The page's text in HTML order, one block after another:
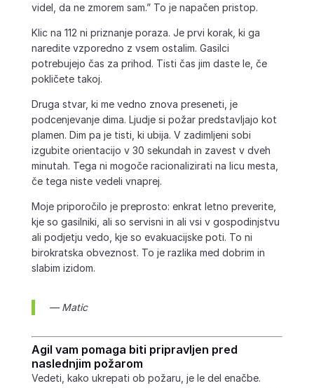
videl, da ne zmorem sam.” To je napačen pristop.
Klic na 112 ni priznanje poraza. Je prvi korak, ki ga
naredite vzporedno z vsem ostalim. Gasilci
potrebujejo čas za prihod. Tisti čas jim daste le, če
pokličete takoj.
Druga stvar, ki me vedno znova preseneti, je
podcenjevanje dima. Ljudje si požar predstavljajo kot
plamen. Dim pa je tisti, ki ubija. V zadimljeni sobi
izgubite orientacijo v 30 sekundah in zavest v dveh
minutah. Tega ni mogoče racionalizirati na licu mesta,
če tega niste vedeli vnaprej.
Moje priporočilo je preprosto: enkrat letno preverite,
kje so gasilniki, ali so servisni in ali vsi v gospodinjstvu
ali podjetju vedo, kje so evakuacijske poti. To ni
birokratska obveznost. To je razlika med dobrim in
slabim izidom.
— Matic
Agil vam pomaga biti pripravljen pred
naslednjim požarom
Vedeti, kako ukrepati ob požaru, je le del enačbe.